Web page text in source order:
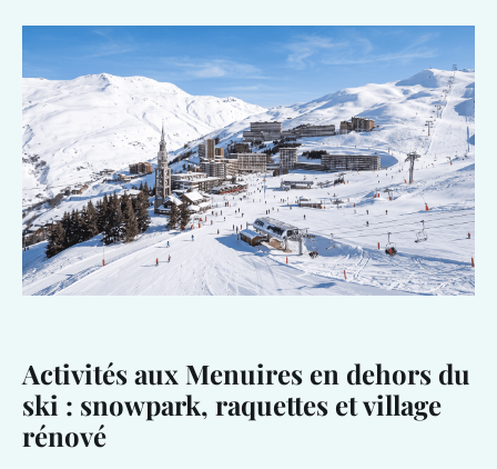
Activités aux Menuires en dehors du
ski : snowpark, raquettes et village
rénové